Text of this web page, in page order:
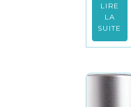
LIRE
LA
SUITE